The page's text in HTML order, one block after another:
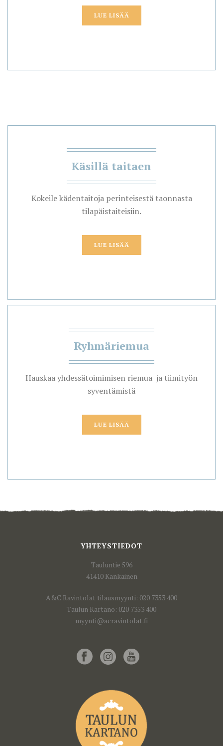
LUE LISÄÄ
Käsillä taitaen
Kokeile kädentaitoja perinteisestä taonnasta
tilapäistaiteisiin.
LUE LISÄÄ
Ryhmäriemua
Hauskaa yhdessätoimimisen riemua ja tiimityön
syventämistä
LUE LISÄÄ
YHTEYSTIEDOT
Tauluntie 596
41410 Kankainen
A&C Ravintolat tilausmyynti: 020 7353 400
Taulun Kartano: 020 7353 400
myynti@acravintolat.fi